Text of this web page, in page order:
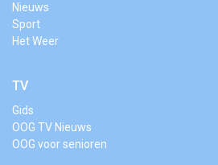
Nieuws
Sport
Het Weer
TV
Gids
OOG TV Nieuws
OOG voor senioren